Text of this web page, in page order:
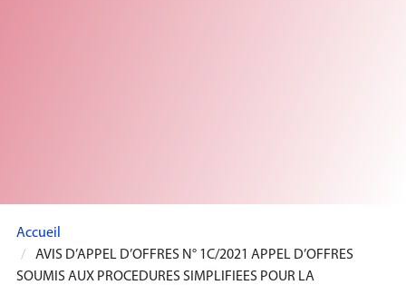
Accueil
AVIS D’APPEL D’OFFRES N° 1C/2021 APPEL D’OFFRES
SOUMIS AUX PROCEDURES SIMPLIFIEES POUR LA